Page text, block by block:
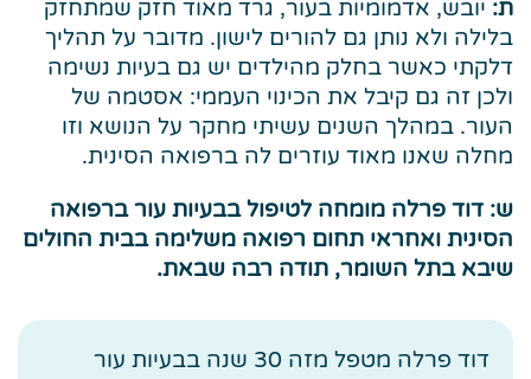
ת: יובש, אדמומיות בעור, גרד מאוד חזק שמתחזק
בלילה ולא נותן גם להורים לישון. מדובר על תהליך
דלקתי כאשר בחלק מהילדים יש גם בעיות נשימה
ולכן זה גם קיבל את הכינוי העממי: אסטמה של
העור. במהלך השנים עשיתי מחקר על הנושא וזו
מחלה שאנו מאוד עוזרים לה ברפואה הסינית.
ש: דוד פרלה מומחה לטיפול בבעיות עור ברפואה
הסינית ואחראי תחום רפואה משלימה בבית החולים
שיבא בתל השומר, תודה רבה שבאת.
דוד פרלה מטפל מזה 30 שנה בבעיות עור